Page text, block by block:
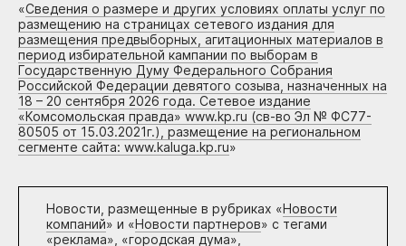
«Сведения о размере и других условиях оплаты услуг по
размещению на страницах сетевого издания для
размещения предвыборных, агитационных материалов в
период избирательной кампании по выборам в
Государственную Думу Федерального Собрания
Российской Федерации девятого созыва, назначенных на
18 – 20 сентября 2026 года. Сетевое издание
«Комсомольская правда» www.kp.ru (св-во Эл № ФС77-
80505 от 15.03.2021г.), размещение на региональном
сегменте сайта: www.kaluga.kp.ru»
Новости, размещенные в рубриках «Новости
компаний» и «Новости партнеров» с тегами
«реклама», «городская дума»,